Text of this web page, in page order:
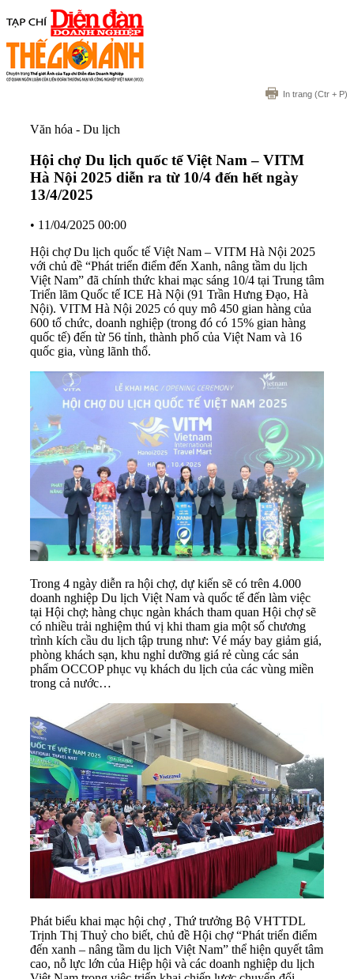
In trang (Ctr + P)
Văn hóa - Du lịch
Hội chợ Du lịch quốc tế Việt Nam – VITM
Hà Nội 2025 diễn ra từ 10/4 đến hết ngày
13/4/2025
• 11/04/2025 00:00
Hội chợ Du lịch quốc tế Việt Nam – VITM Hà Nội 2025
với chủ đề “Phát triển điểm đến Xanh, nâng tầm du lịch
Việt Nam” đã chính thức khai mạc sáng 10/4 tại Trung tâm
Triển lãm Quốc tế ICE Hà Nội (91 Trần Hưng Đạo, Hà
Nội). VITM Hà Nội 2025 có quy mô 450 gian hàng của
600 tổ chức, doanh nghiệp (trong đó có 15% gian hàng
quốc tế) đến từ 56 tỉnh, thành phố của Việt Nam và 16
quốc gia, vùng lãnh thổ.
Trong 4 ngày diễn ra hội chợ, dự kiến sẽ có trên 4.000
doanh nghiệp Du lịch Việt Nam và quốc tế đến làm việc
tại Hội chợ; hàng chục ngàn khách tham quan Hội chợ sẽ
có nhiều trải nghiệm thú vị khi tham gia một số chương
trình kích cầu du lịch tập trung như: Vé máy bay giảm giá,
phòng khách sạn, khu nghỉ dưỡng giá rẻ cùng các sản
phẩm OCCOP phục vụ khách du lịch của các vùng miền
trong cả nước…
Phát biểu khai mạc hội chợ , Thứ trưởng Bộ VHTTDL
Trịnh Thị Thuỷ cho biết, chủ đề Hội chợ “Phát triển điểm
đến xanh – nâng tầm du lịch Việt Nam” thể hiện quyết tâm
cao, nỗ lực lớn của Hiệp hội và các doanh nghiệp du lịch